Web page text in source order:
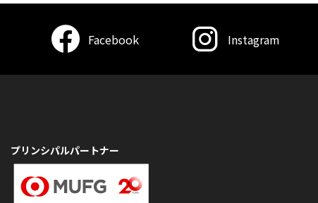
Facebook Instagram
プリンシパルパートナー